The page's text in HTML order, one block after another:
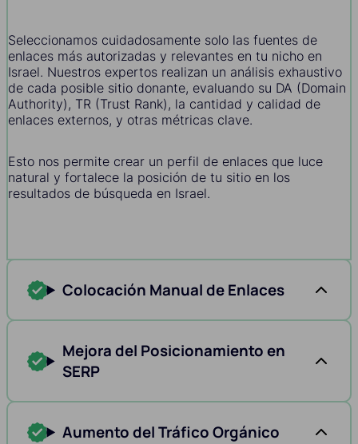
Seleccionamos cuidadosamente solo las fuentes de
enlaces más autorizadas y relevantes en tu nicho en
Israel. Nuestros expertos realizan un análisis exhaustivo
de cada posible sitio donante, evaluando su DA (Domain
Authority), TR (Trust Rank), la cantidad y calidad de
enlaces externos, y otras métricas clave.
Esto nos permite crear un perfil de enlaces que luce
natural y fortalece la posición de tu sitio en los
resultados de búsqueda en Israel.
Colocación Manual de Enlaces
Mejora del Posicionamiento en
SERP
Aumento del Tráfico Orgánico